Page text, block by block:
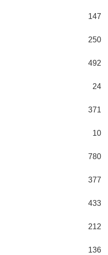
147
250
492
24
371
10
780
377
433
212
136